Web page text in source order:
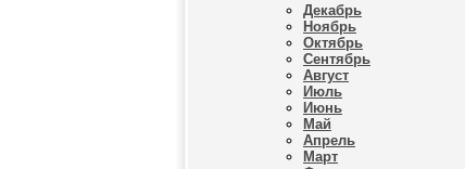
Декабрь
Ноябрь
Октябрь
Сентябрь
Август
Июль
Июнь
Май
Апрель
Март